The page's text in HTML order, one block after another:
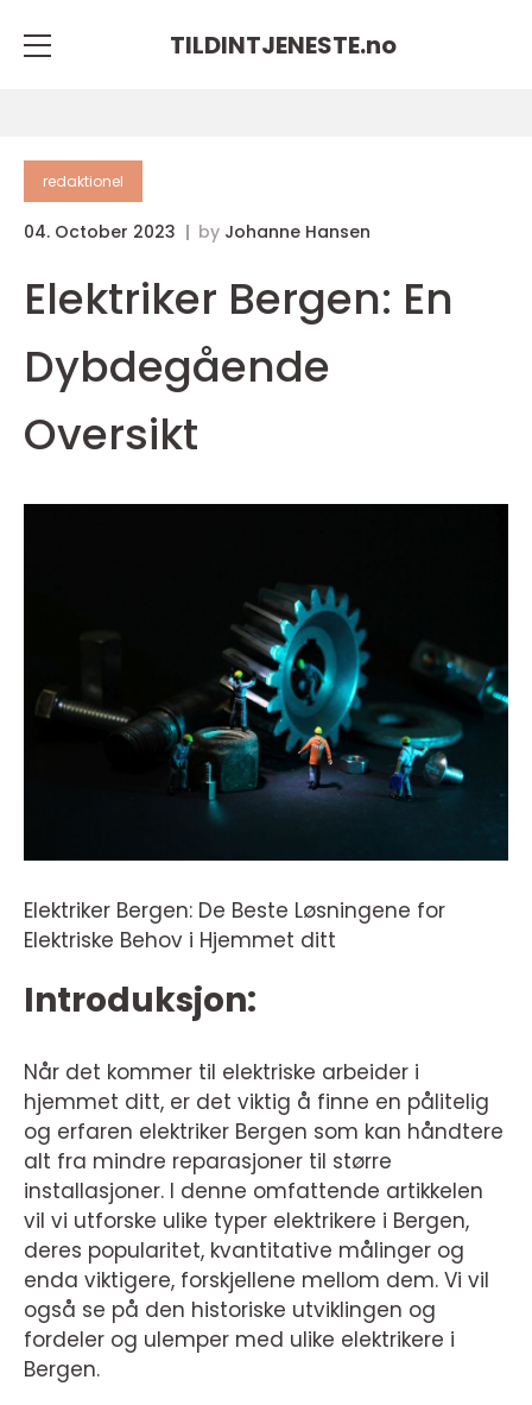
TILDINTJENESTE.no
redaktionel
04. October 2023 by Johanne Hansen
Elektriker Bergen: En
Dybdegående
Oversikt
Elektriker Bergen: De Beste Løsningene for
Elektriske Behov i Hjemmet ditt
Introduksjon:
Når det kommer til elektriske arbeider i
hjemmet ditt, er det viktig å finne en pålitelig
og erfaren elektriker Bergen som kan håndtere
alt fra mindre reparasjoner til større
installasjoner. I denne omfattende artikkelen
vil vi utforske ulike typer elektrikere i Bergen,
deres popularitet, kvantitative målinger og
enda viktigere, forskjellene mellom dem. Vi vil
også se på den historiske utviklingen og
fordeler og ulemper med ulike elektrikere i
Bergen.